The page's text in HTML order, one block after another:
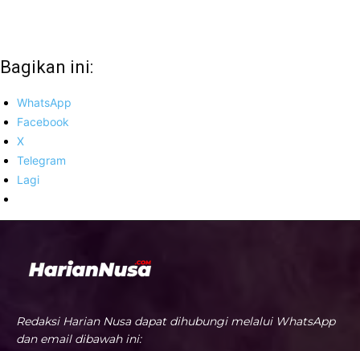
Bagikan ini:
WhatsApp
Facebook
X
Telegram
Lagi
Redaksi Harian Nusa dapat dihubungi melalui WhatsApp
dan email dibawah ini: